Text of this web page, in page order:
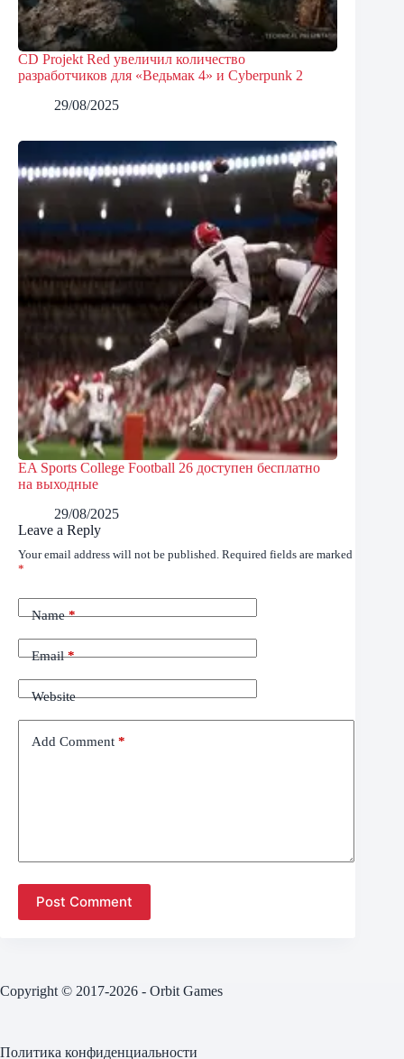
CD Projekt Red увеличил количество
разработчиков для «Ведьмак 4» и Cyberpunk 2
29/08/2025
EA Sports College Football 26 доступен бесплатно
на выходные
29/08/2025
Leave a Reply
Your email address will not be published. Required fields are marked
*
Name*
Email*
Website
Add Comment *
Post Comment
Copyright © 2017-2026 - Orbit Games
Политика конфиденциальности